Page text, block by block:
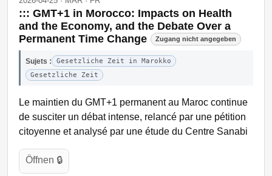
::: GMT+1 in Morocco: Impacts on Health
and the Economy, and the Debate Over a
Permanent Time Change
Zugang nicht angegeben
Sujets :
Gesetzliche Zeit in Marokko
Gesetzliche Zeit
Le maintien du GMT+1 permanent au Maroc continue
de susciter un débat intense, relancé par une pétition
citoyenne et analysé par une étude du Centre Sanabi
Öffnen 🔒